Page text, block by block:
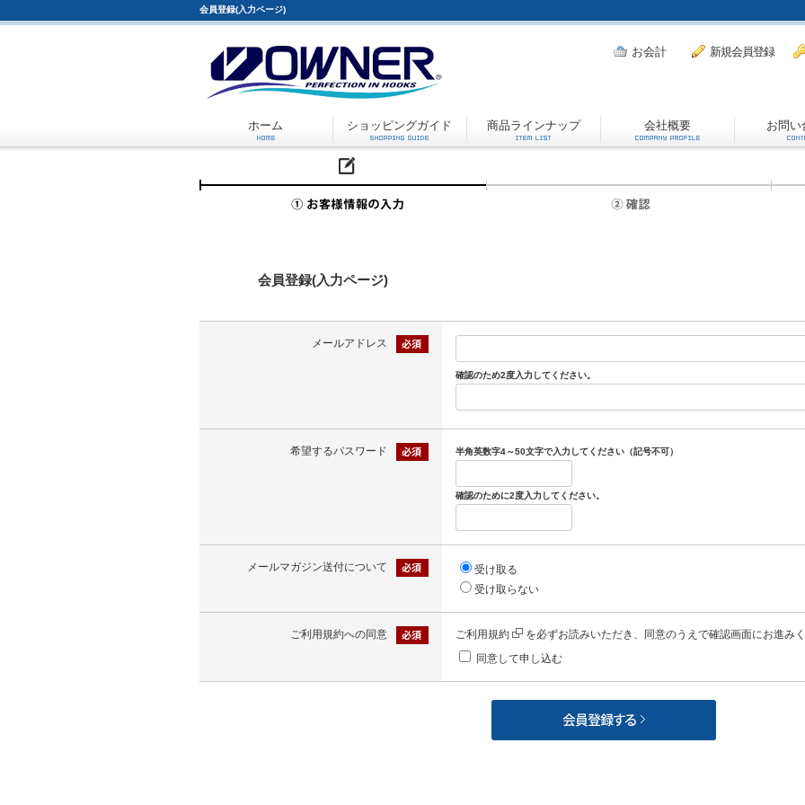
会員登録(入力ページ)
新規会員登録
お会計
ホーム ショッピングガイド 商品ラインナップ 会社概要 お問い
会員登録(入力ページ)
メールアドレス
確認のため2度入力してください。
希望するパスワード 半角英数字4～50文字で入力してください（記号不可）
確認のために2度入力してください。
メールマガジン送付について
受け取る
受け取らない
ご利用規約への同意 ご利用規約
を必ずお読みいただき、同意のうえで確認画面にお進みく
同意して申し込む